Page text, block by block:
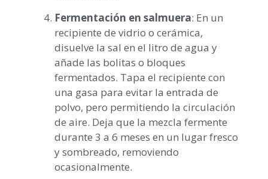
Fermentación en salmuera: En un
recipiente de vidrio o cerámica,
disuelve la sal en el litro de agua y
añade las bolitas o bloques
fermentados. Tapa el recipiente con
una gasa para evitar la entrada de
polvo, pero permitiendo la circulación
de aire. Deja que la mezcla fermente
durante 3 a 6 meses en un lugar fresco
y sombreado, removiendo
ocasionalmente.